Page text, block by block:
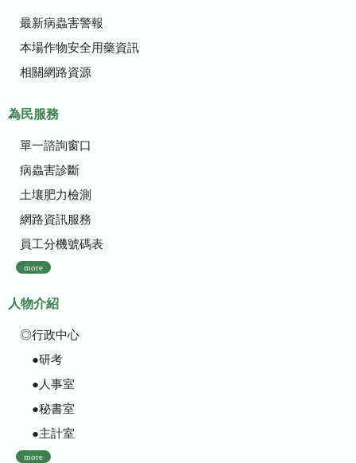
最新病蟲害警報
本場作物安全用藥資訊
相關網路資源
為民服務
單一諮詢窗口
病蟲害診斷
土壤肥力檢測
網路資訊服務
員工分機號碼表
more
人物介紹
◎行政中心
●研考
●人事室
●秘書室
●主計室
more